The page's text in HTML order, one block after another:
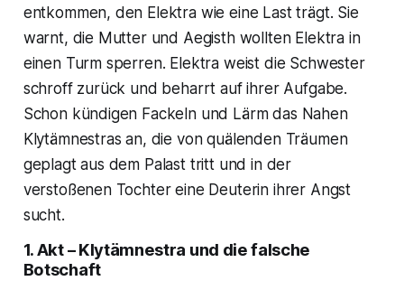
entkommen, den Elektra wie eine Last trägt. Sie
warnt, die Mutter und Aegisth wollten Elektra in
einen Turm sperren. Elektra weist die Schwester
schroff zurück und beharrt auf ihrer Aufgabe.
Schon kündigen Fackeln und Lärm das Nahen
Klytämnestras an, die von quälenden Träumen
geplagt aus dem Palast tritt und in der
verstoßenen Tochter eine Deuterin ihrer Angst
sucht.
1. Akt – Klytämnestra und die falsche
Botschaft